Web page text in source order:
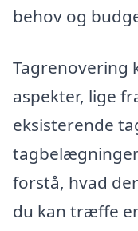
behov og
Tagrenovering
aspekter, lige
eksisterende
forstå, hvad
du kan træffe